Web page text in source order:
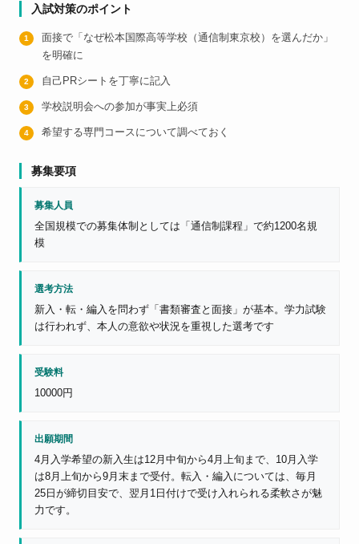
入試対策のポイント
面接で「なぜ松本国際高等学校（通信制東京校）を選んだか」
を明確に
自己PRシートを丁寧に記入
学校説明会への参加が事実上必須
希望する専門コースについて調べておく
募集要項
募集人員
全国規模での募集体制としては「通信制課程」で約1200名規
模
選考方法
新入・転・編入を問わず「書類審査と面接」が基本。学力試験
は行われず、本人の意欲や状況を重視した選考です
受験料
10000円
出願期間
4月入学希望の新入生は12月中旬から4月上旬まで、10月入学
は8月上旬から9月末まで受付。転入・編入については、毎月
25日が締切目安で、翌月1日付けで受け入れられる柔軟さが魅
力です。